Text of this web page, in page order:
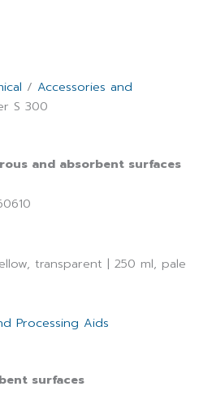
/ Accessories and
S 300
and absorbent surfaces
transparent | 250 ml, pale
Processing Aids
surfaces